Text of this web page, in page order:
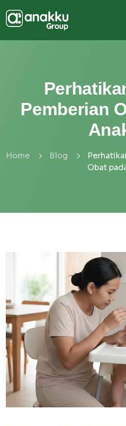
Pemberian
Home Blog
Obat